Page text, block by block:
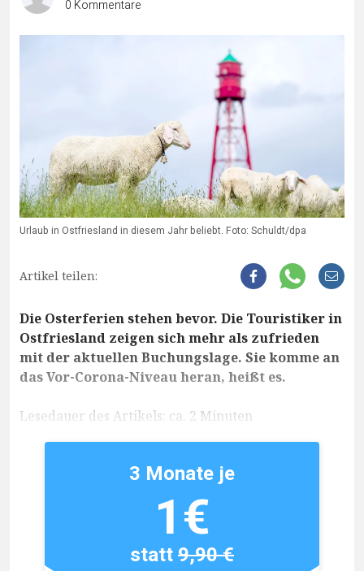
0 Kommentare
Urlaub in Ostfriesland in diesem Jahr beliebt. Foto: Schuldt/dpa
Artikel teilen:
Die Osterferien stehen bevor. Die Touristiker in
Ostfriesland zeigen sich mehr als zufrieden
mit der aktuellen Buchungslage. Sie komme an
das Vor-Corona-Niveau heran, heißt es.
Lesedauer des Artikels: ca. 2 Minuten
3 Monate je
1€
statt9,90 €